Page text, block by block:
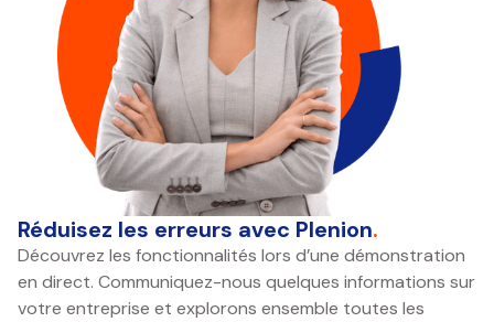
Réduisez les erreurs avec Plenion.
Découvrez les fonctionnalités lors d’une démonstration
en direct. Communiquez-nous quelques informations sur
votre entreprise et explorons ensemble toutes les